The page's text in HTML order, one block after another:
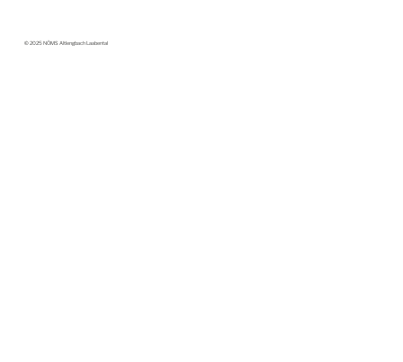
© 2025 NÖMS Altlengbach Laabental